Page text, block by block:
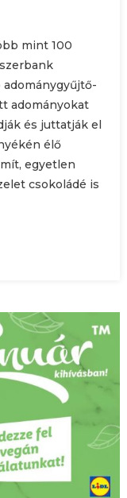
mint 100
adománygyűjtő-
adományokat
és juttatják el
élő
egyetlen
csokoládé is